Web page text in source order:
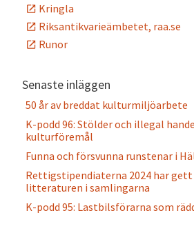
Kringla
Riksantikvarieämbetet, raa.se
Runor
Senaste inläggen
50 år av breddat kulturmiljöarbete
K-podd 96: Stölder och illegal
kulturföremål
Funna och försvunna runstenar i
Rettigstipendiaterna 2024 har
litteraturen i samlingarna
K-podd 95: Lastbilsförarna som